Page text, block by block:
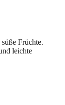
Früchte.
leichte